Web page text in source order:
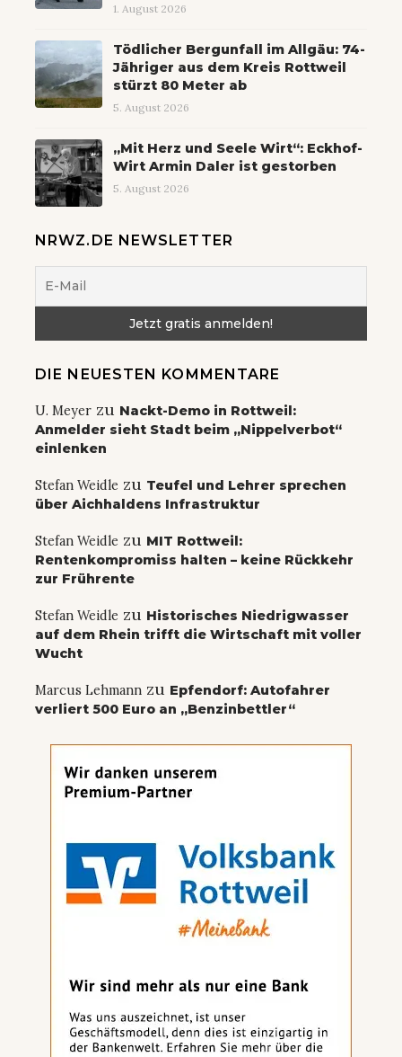
1. August 2026
Tödlicher Bergunfall im Allgäu: 74-
Jähriger aus dem Kreis Rottweil
stürzt 80 Meter ab
5. August 2026
„Mit Herz und Seele Wirt“: Eckhof-
Wirt Armin Daler ist gestorben
5. August 2026
NRWZ.DE NEWSLETTER
DIE NEUESTEN KOMMENTARE
U. Meyer zu Nackt-Demo in Rottweil:
Anmelder sieht Stadt beim „Nippelverbot“
einlenken
Stefan Weidle zu Teufel und Lehrer sprechen
über Aichhaldens Infrastruktur
Stefan Weidle zu MIT Rottweil:
Rentenkompromiss halten – keine Rückkehr
zur Frührente
Stefan Weidle zu Historisches Niedrigwasser
auf dem Rhein trifft die Wirtschaft mit voller
Wucht
Marcus Lehmann zu Epfendorf: Autofahrer
verliert 500 Euro an „Benzinbettler“